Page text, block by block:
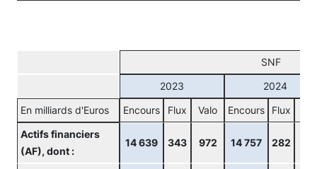
SNF
2023 2024
En milliards d'Euros Encours Flux Valo Encours Flux
Actifs financiers
(AF), dont :
14 639 343 972 14 757 282